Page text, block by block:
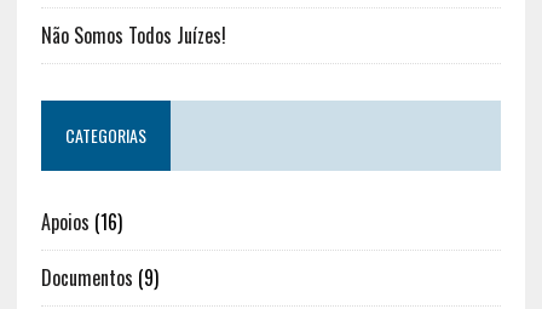
Não Somos Todos Juízes!
CATEGORIAS
Apoios (16)
Documentos (9)